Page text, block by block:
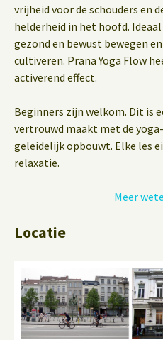
vrijheid voor de schouders en
helderheid in het hoofd.
gezond en bewust bewegen
cultiveren. Prana Yoga Flow
activerend effect.
Beginners zijn welkom. Dit is
vertrouwd maakt met de
geleidelijk opbouwt. Elke les
relaxatie.
Meer
Locatie